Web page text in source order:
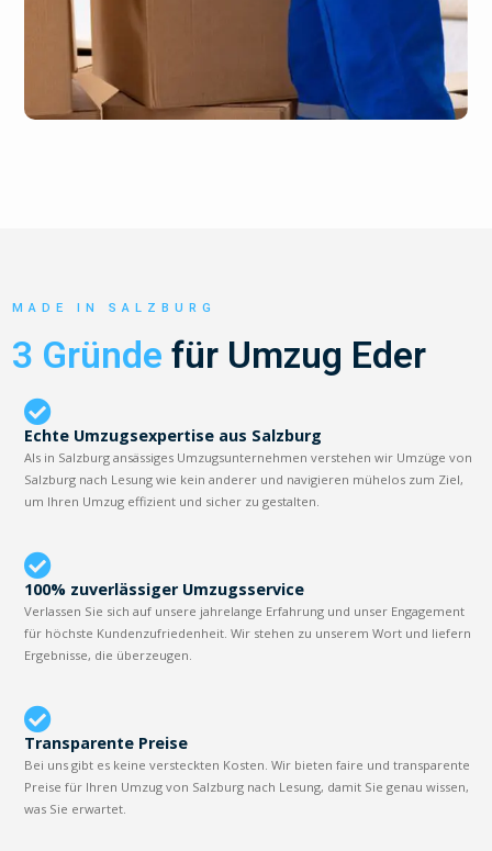
MADE IN SALZBURG
3 Gründe für Umzug Eder
Echte Umzugsexpertise aus Salzburg
Als in Salzburg ansässiges Umzugsunternehmen verstehen wir Umzüge von
Salzburg nach Lesung wie kein anderer und navigieren mühelos zum Ziel,
um Ihren Umzug effizient und sicher zu gestalten.
100% zuverlässiger Umzugsservice
Verlassen Sie sich auf unsere jahrelange Erfahrung und unser Engagement
für höchste Kundenzufriedenheit. Wir stehen zu unserem Wort und liefern
Ergebnisse, die überzeugen.
Transparente Preise
Bei uns gibt es keine versteckten Kosten. Wir bieten faire und transparente
Preise für Ihren Umzug von Salzburg nach Lesung, damit Sie genau wissen,
was Sie erwartet.